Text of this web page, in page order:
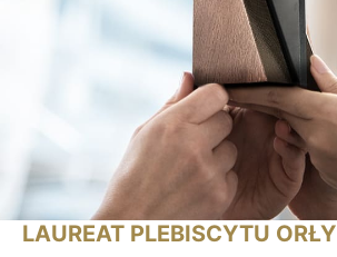
LAUREAT PLEBISCYTU ORŁY